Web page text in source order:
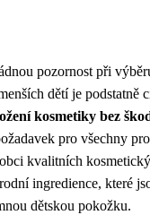
pozornost při
dětí je podstatně
kosmetiky bez
pro všechny
kvalitních
ingredience, které
dětskou pokožku.